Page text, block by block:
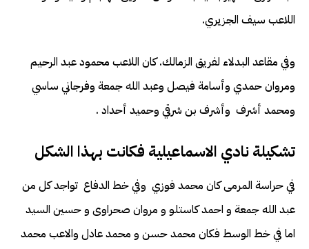
اللاعب سيف الجزيري.
وفي مقاعد البدلاء لفريق الزمالك. كان اللاعب محمود عبد الرحيم
ومروان حمدي وأسامة فيصل وعبد الله جمعة وفرجاني ساسي
ومحمد أشرف وأشرف بن شرقي وحميد أحداد .
تشكيلة نادي الاسماعيلية فكانت بهذا الشكل
في حراسة المرمى كان محمد فوزي وفي خط الدفاع تواجد كل من
عبد الله جمعة و احمد كاستلو و مروان صحراوى و حسين السيد
اما في خط الوسط فكان محمد حسن و محمد عادل والاعب محمد